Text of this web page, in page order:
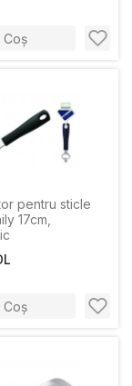
Coș
pentru sticle
17cm,
Coș